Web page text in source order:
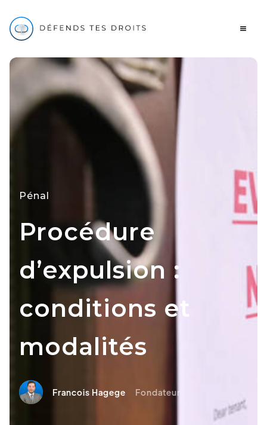
Pénal
Procédure
d’expulsion :
conditions et
modalités
Francois Hagege Fondateur